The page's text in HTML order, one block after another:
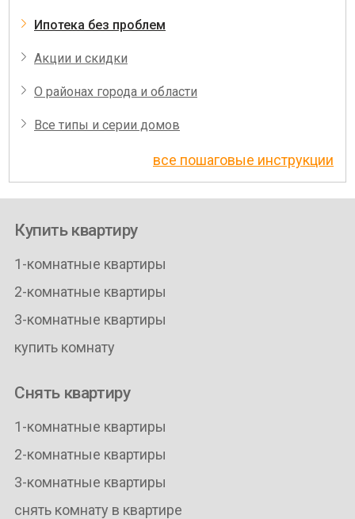
Ипотека без проблем
Акции и скидки
О районах города и области
Все типы и серии домов
все пошаговые инструкции
Купить квартиру
1-комнатные квартиры
2-комнатные квартиры
3-комнатные квартиры
купить комнату
Снять квартиру
1-комнатные квартиры
2-комнатные квартиры
3-комнатные квартиры
снять комнату в квартире